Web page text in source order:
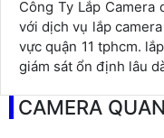
Công Ty Lắp Camera
với dịch vụ lắp
vực quận 11 tphcm.
giám sát ổn định lâu
CAMERA